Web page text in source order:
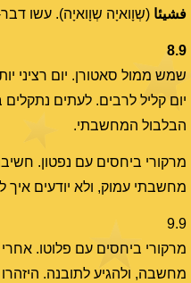
فشيئا (שְוָואיָה שְוָואיָה). עשו
8.9
שמש ממול סאטורן. יום רציני
יום קליל לרבים. לעתים
הבלבול המחשבתי.
מרקורי ביחסים עם נפטון.
מחשבתי עמוק, ולא יודעים איך
9.9
מרקורי ביחסים עם פלוטו.
מחשבה, ולהגיע לתובנה.